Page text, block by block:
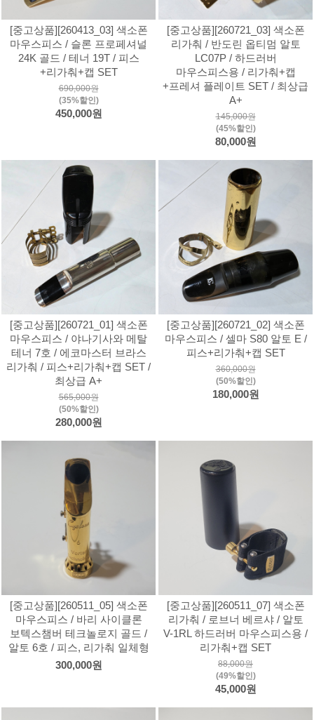
[중고상품][260413_03] 색소폰
마우스피스 / 슬론 프로페셔널
24K 골드 / 테너 19T / 피스
+리가춰+캡 SET
690,000원
(35%할인)
450,000원
[중고상품][260721_03] 색소폰
리가춰 / 반도린 옵티멈 알토
LC07P / 하드러버
마우스피스용 / 리가춰+캡
+프레셔 플레이트 SET / 최상급
A+
145,000원
(45%할인)
80,000원
[중고상품][260721_01] 색소폰
마우스피스 / 야나기사와 메탈
테너 7호 / 에코마스터 브라스
리가춰 / 피스+리가춰+캡 SET /
최상급 A+
565,000원
(50%할인)
280,000원
[중고상품][260721_02] 색소폰
마우스피스 / 셀마 S80 알토 E /
피스+리가춰+캡 SET
360,000원
(50%할인)
180,000원
[중고상품][260511_05] 색소폰
마우스피스 / 바리 사이클론
보텍스챔버 테크놀로지 골드 /
알토 6호 / 피스, 리가춰 일체형
300,000원
[중고상품][260511_07] 색소폰
리가춰 / 로브너 베르샤 / 알토
V-1RL 하드러버 마우스피스용 /
리가춰+캡 SET
88,000원
(49%할인)
45,000원